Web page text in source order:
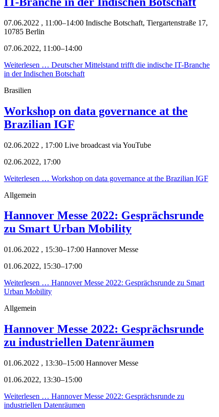
07.06.2022 , 11:00–14:00 Indische Botschaft, Tiergartenstraße 17,
10785 Berlin
07.06.2022, 11:00–14:00
Weiterlesen … Deutscher Mittelstand trifft die indische IT-Branche
in der Indischen Botschaft
Brasilien
Workshop on data governance at the
Brazilian IGF
02.06.2022 , 17:00 Live broadcast via YouTube
02.06.2022, 17:00
Weiterlesen … Workshop on data governance at the Brazilian IGF
Allgemein
Hannover Messe 2022: Gesprächsrunde
zu Smart Urban Mobility
01.06.2022 , 15:30–17:00 Hannover Messe
01.06.2022, 15:30–17:00
Weiterlesen … Hannover Messe 2022: Gesprächsrunde zu Smart
Urban Mobility
Allgemein
Hannover Messe 2022: Gesprächsrunde
zu industriellen Datenräumen
01.06.2022 , 13:30–15:00 Hannover Messe
01.06.2022, 13:30–15:00
Weiterlesen … Hannover Messe 2022: Gesprächsrunde zu
industriellen Datenräumen